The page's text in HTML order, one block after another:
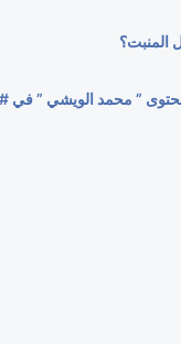
المنبت؟
” محمد الويشي ” في